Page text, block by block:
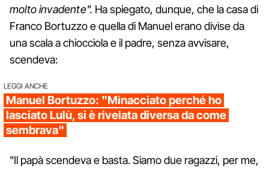
molto invadente". Ha spiegato, dunque, che la casa di
Franco Bortuzzo e quella di Manuel erano divise da
una scala a chiocciola e il padre, senza avvisare,
scendeva:
LEGGI ANCHE
Manuel Bortuzzo: "Minacciato perché ho
lasciato Lulù, si è rivelata diversa da come
sembrava"
"Il papà scendeva e basta. Siamo due ragazzi, per me,